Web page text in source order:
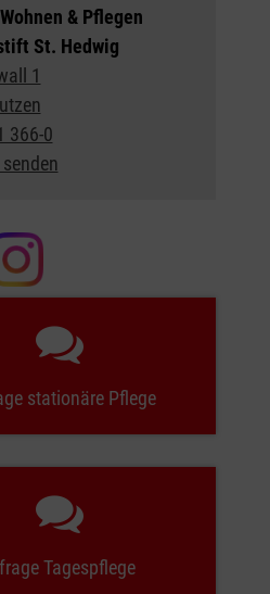
& Pflegen
St. Hedwig
1
366-0
stationäre Pflege
Tagespflege